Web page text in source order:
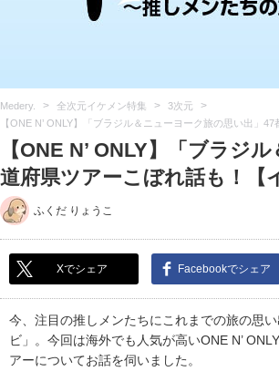
Medery. > 全次元イケメン特集 > 3次元 >
【ONE N’ ONLY】「ブラジル＆ニューヨーク旅の思い出」
【ONE N’ ONLY】「ブラジ
道府県ツアーこぼれ話も！【
ふくだ りょうこ
Xでシェア Facebookでシェア
今、注目の推しメンたちにこれまでの旅の思
ビ」。今回は海外でも人気が高いONE N’
アーについてお話を伺いました。